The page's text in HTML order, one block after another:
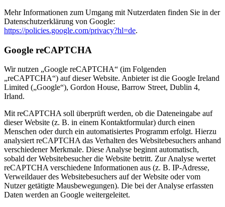
Mehr Informationen zum Umgang mit Nutzerdaten finden Sie in der
Datenschutzerklärung von Google:
https://policies.google.com/privacy?hl=de.
Google reCAPTCHA
Wir nutzen „Google reCAPTCHA“ (im Folgenden
„reCAPTCHA“) auf dieser Website. Anbieter ist die Google Ireland
Limited („Google“), Gordon House, Barrow Street, Dublin 4,
Irland.
Mit reCAPTCHA soll überprüft werden, ob die Dateneingabe auf
dieser Website (z. B. in einem Kontaktformular) durch einen
Menschen oder durch ein automatisiertes Programm erfolgt. Hierzu
analysiert reCAPTCHA das Verhalten des Websitebesuchers anhand
verschiedener Merkmale. Diese Analyse beginnt automatisch,
sobald der Websitebesucher die Website betritt. Zur Analyse wertet
reCAPTCHA verschiedene Informationen aus (z. B. IP-Adresse,
Verweildauer des Websitebesuchers auf der Website oder vom
Nutzer getätigte Mausbewegungen). Die bei der Analyse erfassten
Daten werden an Google weitergeleitet.